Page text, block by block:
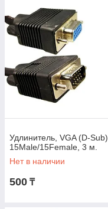
Удлинитель, VGA (D-Sub)
15Male/15Female, 3 м.
Нет в наличии
500 ₸